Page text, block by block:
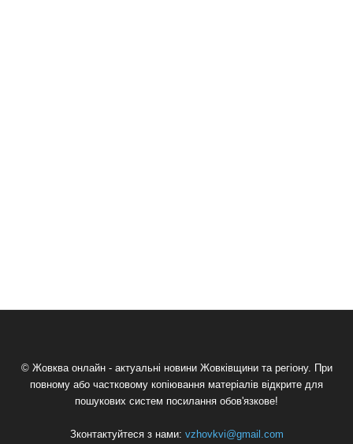
© Жовква онлайн - актуальні новини Жовківщини та регіону. При
повному або частковому копіювання матеріалів відкрите для
пошукових систем посилання обов'язкове!
Зконтактуйтеся з нами: vzhovkvi@gmail.com